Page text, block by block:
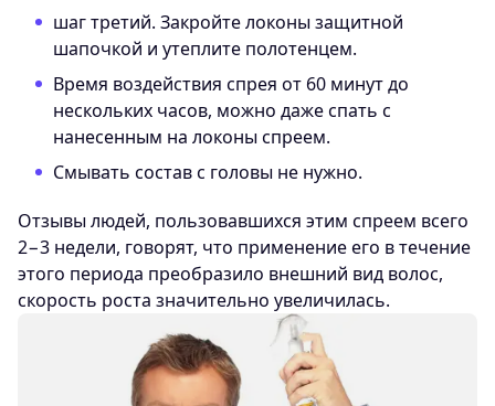
шаг третий. Закройте локоны защитной
шапочкой и утеплите полотенцем.
Время воздействия спрея от 60 минут до
нескольких часов, можно даже спать с
нанесенным на локоны спреем.
Смывать состав с головы не нужно.
Отзывы людей, пользовавшихся этим спреем всего
2−3 недели, говорят, что применение его в течение
этого периода преобразило внешний вид волос,
скорость роста значительно увеличилась.